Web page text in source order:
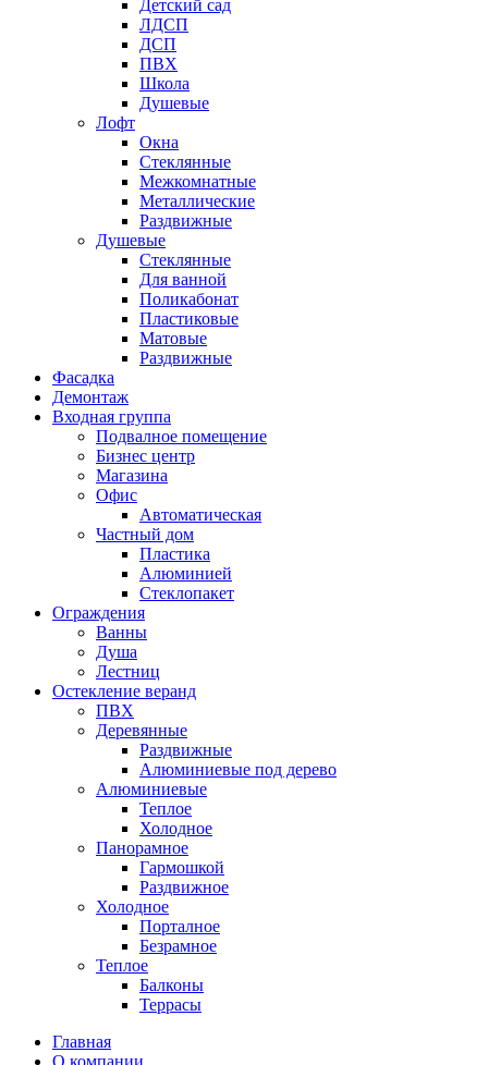
Детский сад
ЛДСП
ДСП
ПВХ
Школа
Душевые
Лофт
Окна
Стеклянные
Межкомнатные
Металлические
Раздвижные
Душевые
Стеклянные
Для ванной
Поликабонат
Пластиковые
Матовые
Раздвижные
Фасадка
Демонтаж
Входная группа
Подвалное помещение
Бизнес центр
Магазина
Офис
Автоматическая
Частный дом
Пластика
Алюминией
Стеклопакет
Ограждения
Ванны
Душа
Лестниц
Остекление веранд
ПВХ
Деревянные
Раздвижные
Алюминиевые под дерево
Алюминиевые
Теплое
Холодное
Панорамное
Гармошкой
Раздвижное
Холодное
Порталное
Безрамное
Теплое
Балконы
Террасы
Главная
О компании